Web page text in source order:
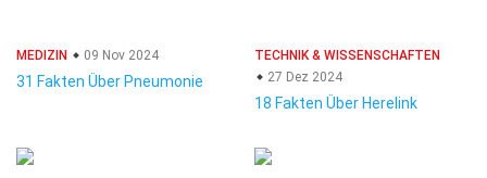
MEDIZIN 09 Nov 2024
31 Fakten Über Pneumonie
TECHNIK & WISSENSCHAFTEN
27 Dez 2024
18 Fakten Über Herelink